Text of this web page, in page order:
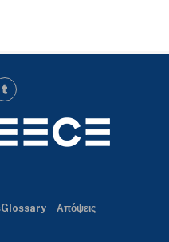
Απόψεις